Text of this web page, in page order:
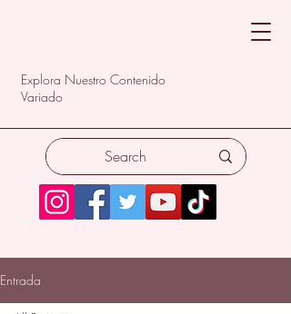
Explora Nuestro Contenido
Variado
Entrada